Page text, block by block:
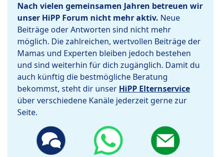
Nach vielen gemeinsamen Jahren betreuen wir
unser HiPP Forum nicht mehr aktiv. Neue
Beiträge oder Antworten sind nicht mehr
möglich. Die zahlreichen, wertvollen Beiträge der
Mamas und Experten bleiben jedoch bestehen
und sind weiterhin für dich zugänglich. Damit du
auch künftig die bestmögliche Beratung
bekommst, steht dir unser HiPP Elternservice
über verschiedene Kanäle jederzeit gerne zur
Seite.